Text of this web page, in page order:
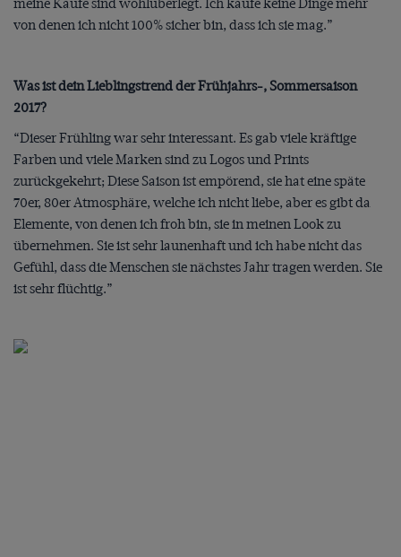
meine Käufe sind wohlüberlegt. Ich kaufe keine Dinge mehr
von denen ich nicht 100% sicher bin, dass ich sie mag.”
Was ist dein Lieblingstrend der Frühjahrs-, Sommersaison
2017?
“Dieser Frühling war sehr interessant. Es gab viele kräftige
Farben und viele Marken sind zu Logos und Prints
zurückgekehrt; Diese Saison ist empörend, sie hat eine späte
70er, 80er Atmosphäre, welche ich nicht liebe, aber es gibt da
Elemente, von denen ich froh bin, sie in meinen Look zu
übernehmen. Sie ist sehr launenhaft und ich habe nicht das
Gefühl, dass die Menschen sie nächstes Jahr tragen werden. Sie
ist sehr flüchtig.”